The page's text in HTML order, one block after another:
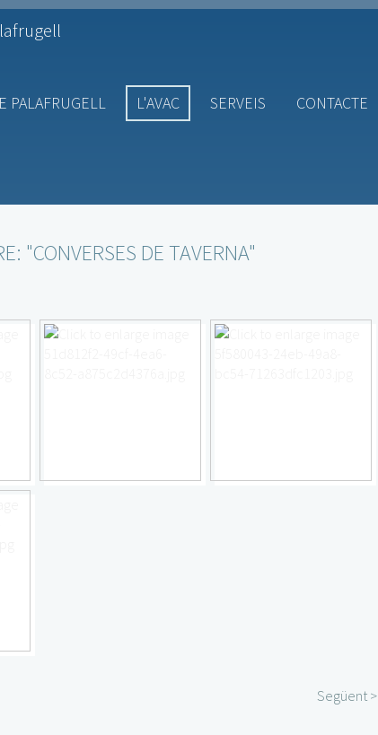
PALAFRUGELL L'AVAC SERVEIS CONTACTE
"CONVERSES DE TAVERNA"
Següent >